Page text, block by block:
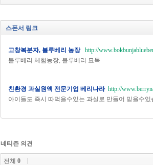
스폰서 링크
고창복분자, 블루베리 농장 http://
블루베리 체험농장, 블루베리 묘목
친환경 과실원액 전문기업 베리나라 http://
아이들도 즉시 따먹을수있는 과실로 만들어 믿을수있
네티즌 의견
전체 0